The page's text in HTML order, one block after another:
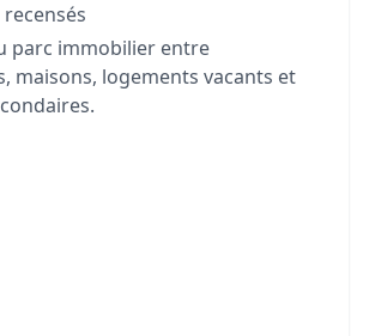
parc immobilier entre
maisons, logements vacants et